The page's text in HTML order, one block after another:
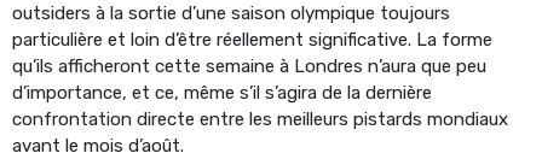
outsiders à la sortie d’une saison olympique toujours
particulière et loin d’être réellement significative. La forme
qu’ils afficheront cette semaine à Londres n’aura que peu
d’importance, et ce, même s’il s’agira de la dernière
confrontation directe entre les meilleurs pistards mondiaux
avant le mois d’août.